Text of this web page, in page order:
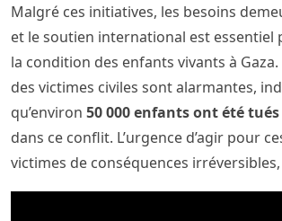
Malgré ces initiatives, les besoins
et le soutien international est essentiel
la condition des enfants vivants à
des victimes civiles sont alarmantes,
qu’environ 50 000 enfants ont été tués
dans ce conflit. L’urgence d’agir pour
victimes de conséquences